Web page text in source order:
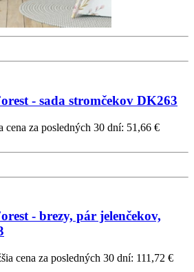
- sada stromčekov DK263
cena za posledných 30 dní: 51,66 €
- brezy, pár jelenčekov,
cena za posledných 30 dní: 111,72 €